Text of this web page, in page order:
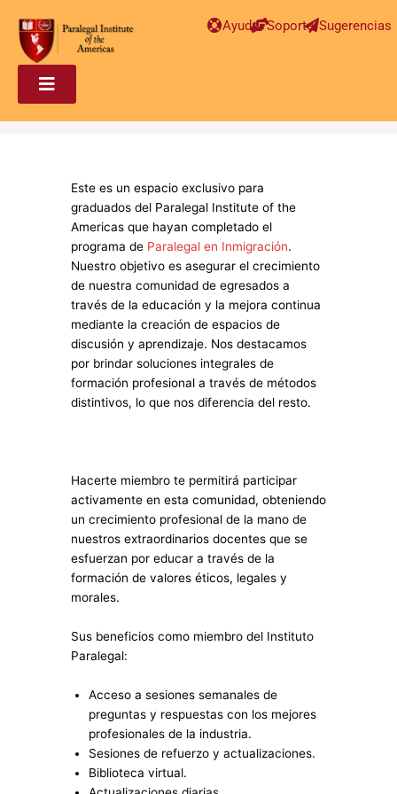
Ayuda Soporte Sugerencias
Este es un espacio exclusivo para
graduados del Paralegal Institute of the
Americas que hayan completado el
programa de Paralegal en Inmigración.
Nuestro objetivo es asegurar el crecimiento
de nuestra comunidad de egresados a
través de la educación y la mejora continua
mediante la creación de espacios de
discusión y aprendizaje. Nos destacamos
por brindar soluciones integrales de
formación profesional a través de métodos
distintivos, lo que nos diferencia del resto.
Hacerte miembro te permitirá participar
activamente en esta comunidad, obteniendo
un crecimiento profesional de la mano de
nuestros extraordinarios docentes que se
esfuerzan por educar a través de la
formación de valores éticos, legales y
morales.
Sus beneficios como miembro del Instituto
Paralegal:
Acceso a sesiones semanales de
preguntas y respuestas con los mejores
profesionales de la industria.
Sesiones de refuerzo y actualizaciones.
Biblioteca virtual.